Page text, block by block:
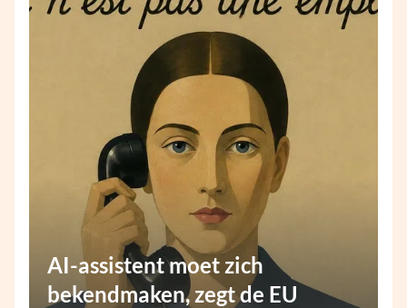
AI-assistent moet zich
bekendmaken, zegt de EU